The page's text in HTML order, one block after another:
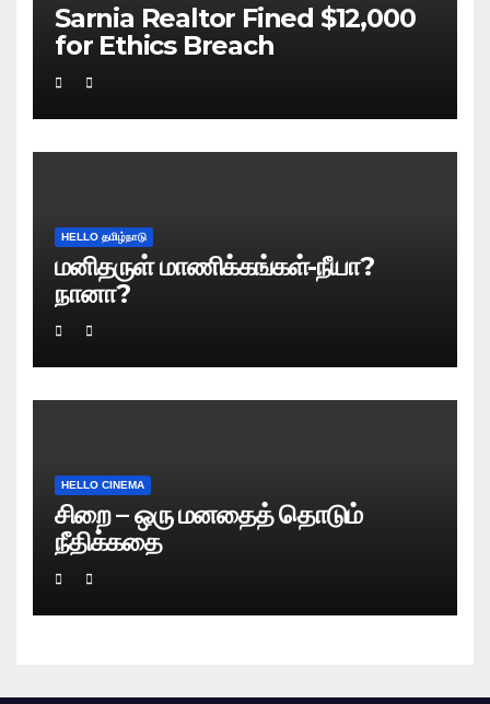
Sarnia Realtor Fined $12,000
for Ethics Breach
HELLO தமிழ்நாடு
மனிதருள் மாணிக்கங்கள்-நீயா?
நானா?
HELLO CINEMA
சிறை – ஒரு மனதைத் தொடும்
நீதிக்கதை